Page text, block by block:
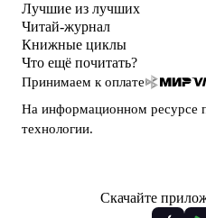
Лучшие из лучших
Читай-журнал
Книжные циклы
Что ещё почитать?
Принимаем к оплате
На информационном ресурсе
технологии.
Скачайте